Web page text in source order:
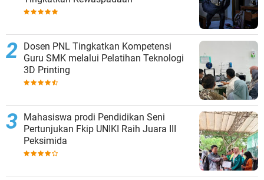
Dosen PNL Tingkatkan Kompetensi
Guru SMK melalui Pelatihan Teknologi
3D Printing
Mahasiswa prodi Pendidikan Seni
Pertunjukan Fkip UNIKI Raih Juara III
Peksimida